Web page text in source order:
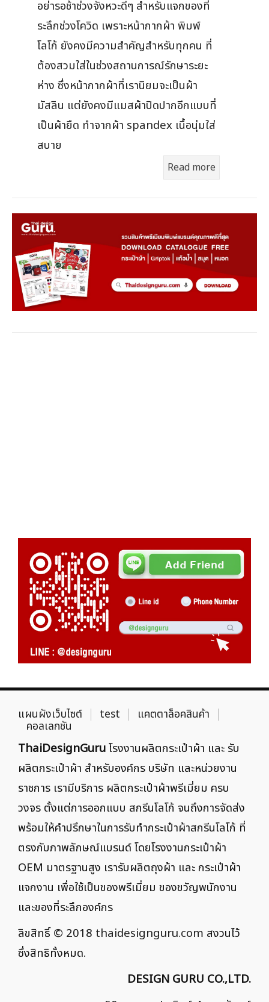
อย่ารอช้าช่วงจังหวะดีๆ สำหรับแจกของที่
ระลึกช่วงโควิด เพราะหน้ากากผ้า พิมพ์
โลโก้ ยังคงมีความสำคัญสำหรับทุกคน ที่
ต้องสวมใส่ในช่วงสถานการณ์รักษาระยะ
ห่าง ซึ่งหน้ากากผ้าที่เรานิยมจะเป็นผ้า
มัสลิน แต่ยังคงมีแมสผ้าปิดปากอีกแบบที่
เป็นผ้ายืด ทำจากผ้า spandex เนื้อนุ่มใส่
สบาย
Read more
แผนผังเว็บไซต์ test แคตตาล็อคสินค้า
คอลเลกชัน
ThaiDesignGuruโรงงานผลิตกระเป๋าผ้า และ รับ
ผลิตกระเป๋าผ้า สำหรับองค์กร บริษัท และหน่วยงาน
ราชการ เรามีบริการ ผลิตกระเป๋าผ้าพรีเมี่ยม ครบ
วงจร ตั้งแต่การออกแบบ สกรีนโลโก้ จนถึงการจัดส่ง
พร้อมให้คำปรึกษาในการรับทำกระเป๋าผ้าสกรีนโลโก้ ที่
ตรงกับภาพลักษณ์แบรนด์ โดยโรงงานกระเป๋าผ้า
OEM มาตรฐานสูง เรารับผลิตถุงผ้า และ กระเป๋าผ้า
แจกงาน เพื่อใช้เป็นของพรีเมี่ยม ของขวัญพนักงาน
และของที่ระลึกองค์กร
ลิขสิทธิ์ © 2018 thaidesignguru.com สงวนไว้
ซึ่งสิทธิทั้งหมด.
DESIGN GURU CO.,LTD.